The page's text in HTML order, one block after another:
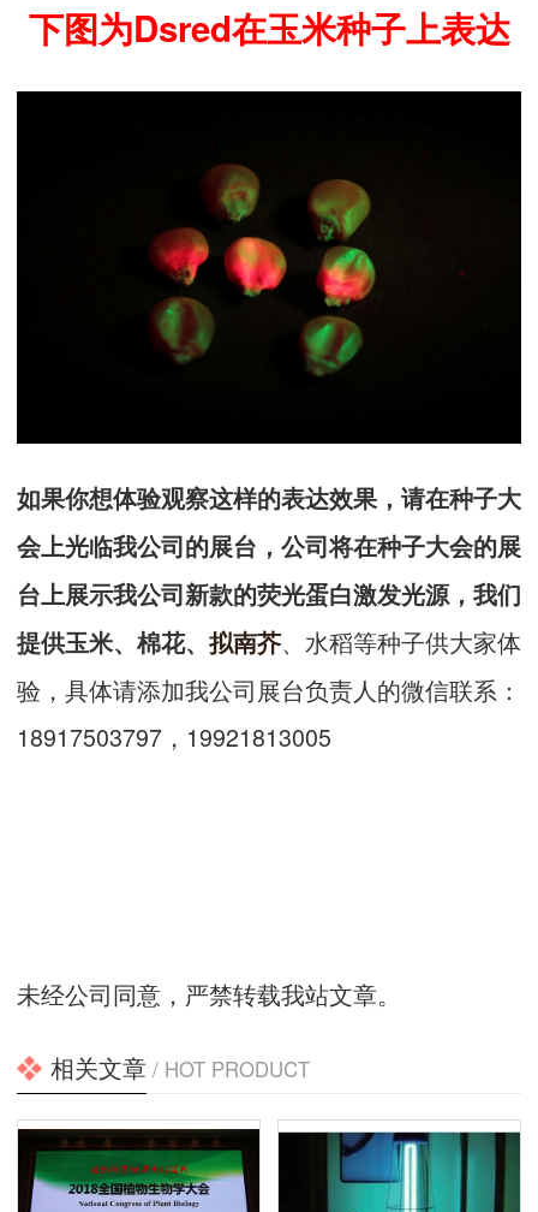
下图为Dsred在玉米种子上表达
如果你想体验观察这样的表达效果，请在种子大
会上光临我公司的展台，公司将在种子大会的展
台上展示我公司新款的荧光蛋白激发光源，我们
提供玉米、棉花、 拟南芥、水稻等种子供大家体
验，具体请添加我公司展台负责人的微信联系：
18917503797，19921813005
未经公司同意，严禁转载我站文章。
相关文章 / HOT PRODUCT